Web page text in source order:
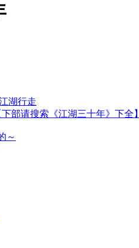
湖行走
部请搜索《江湖三十年》下全】
～